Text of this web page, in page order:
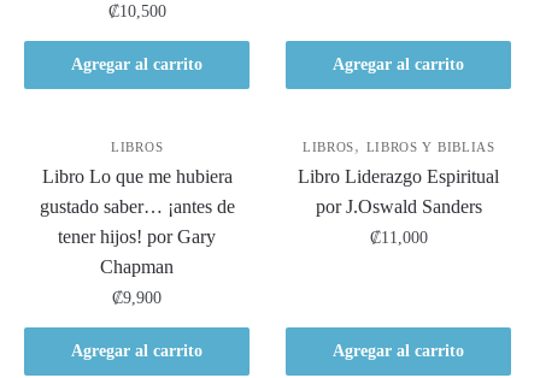
₡10,500
Agregar al carrito Agregar al carrito
LIBROS
Libro Lo que me hubiera
gustado saber… ¡antes de
tener hijos! por Gary
Chapman
₡9,900
Agregar al carrito
LIBROS, LIBROS Y BIBLIAS
Libro Liderazgo Espiritual
por J.Oswald Sanders
₡11,000
Agregar al carrito